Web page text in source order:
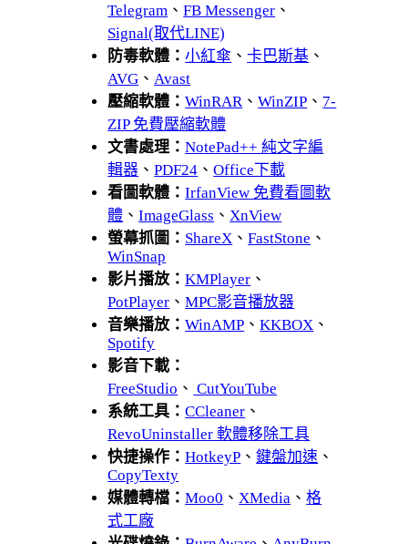
Telegram 、FB Messenger 、
Signal(取代LINE)
防毒軟體：小紅傘 、卡巴斯基 、
AVG 、 Avast
壓縮軟體：WinRAR 、WinZIP 、 7-
ZIP 免費壓縮軟體
文書處理：NotePad++ 純文字編
輯器 、PDF24 、Office下載
看圖軟體：IrfanView 免費看圖軟
體 、ImageGlass 、 XnView
螢幕抓圖： ShareX 、FastStone 、
WinSnap
影片播放：KMPlayer 、
PotPlayer 、MPC影音播放器
音樂播放：WinAMP 、KKBOX 、
Spotify
影音下載：
FreeStudio 、 CutYouTube
系統工具：CCleaner 、
RevoUninstaller 軟體移除工具
快捷操作：HotkeyP 、鍵盤加速 、
CopyTexty
媒體轉檔：Moo0 、 XMedia 、格
式工廠